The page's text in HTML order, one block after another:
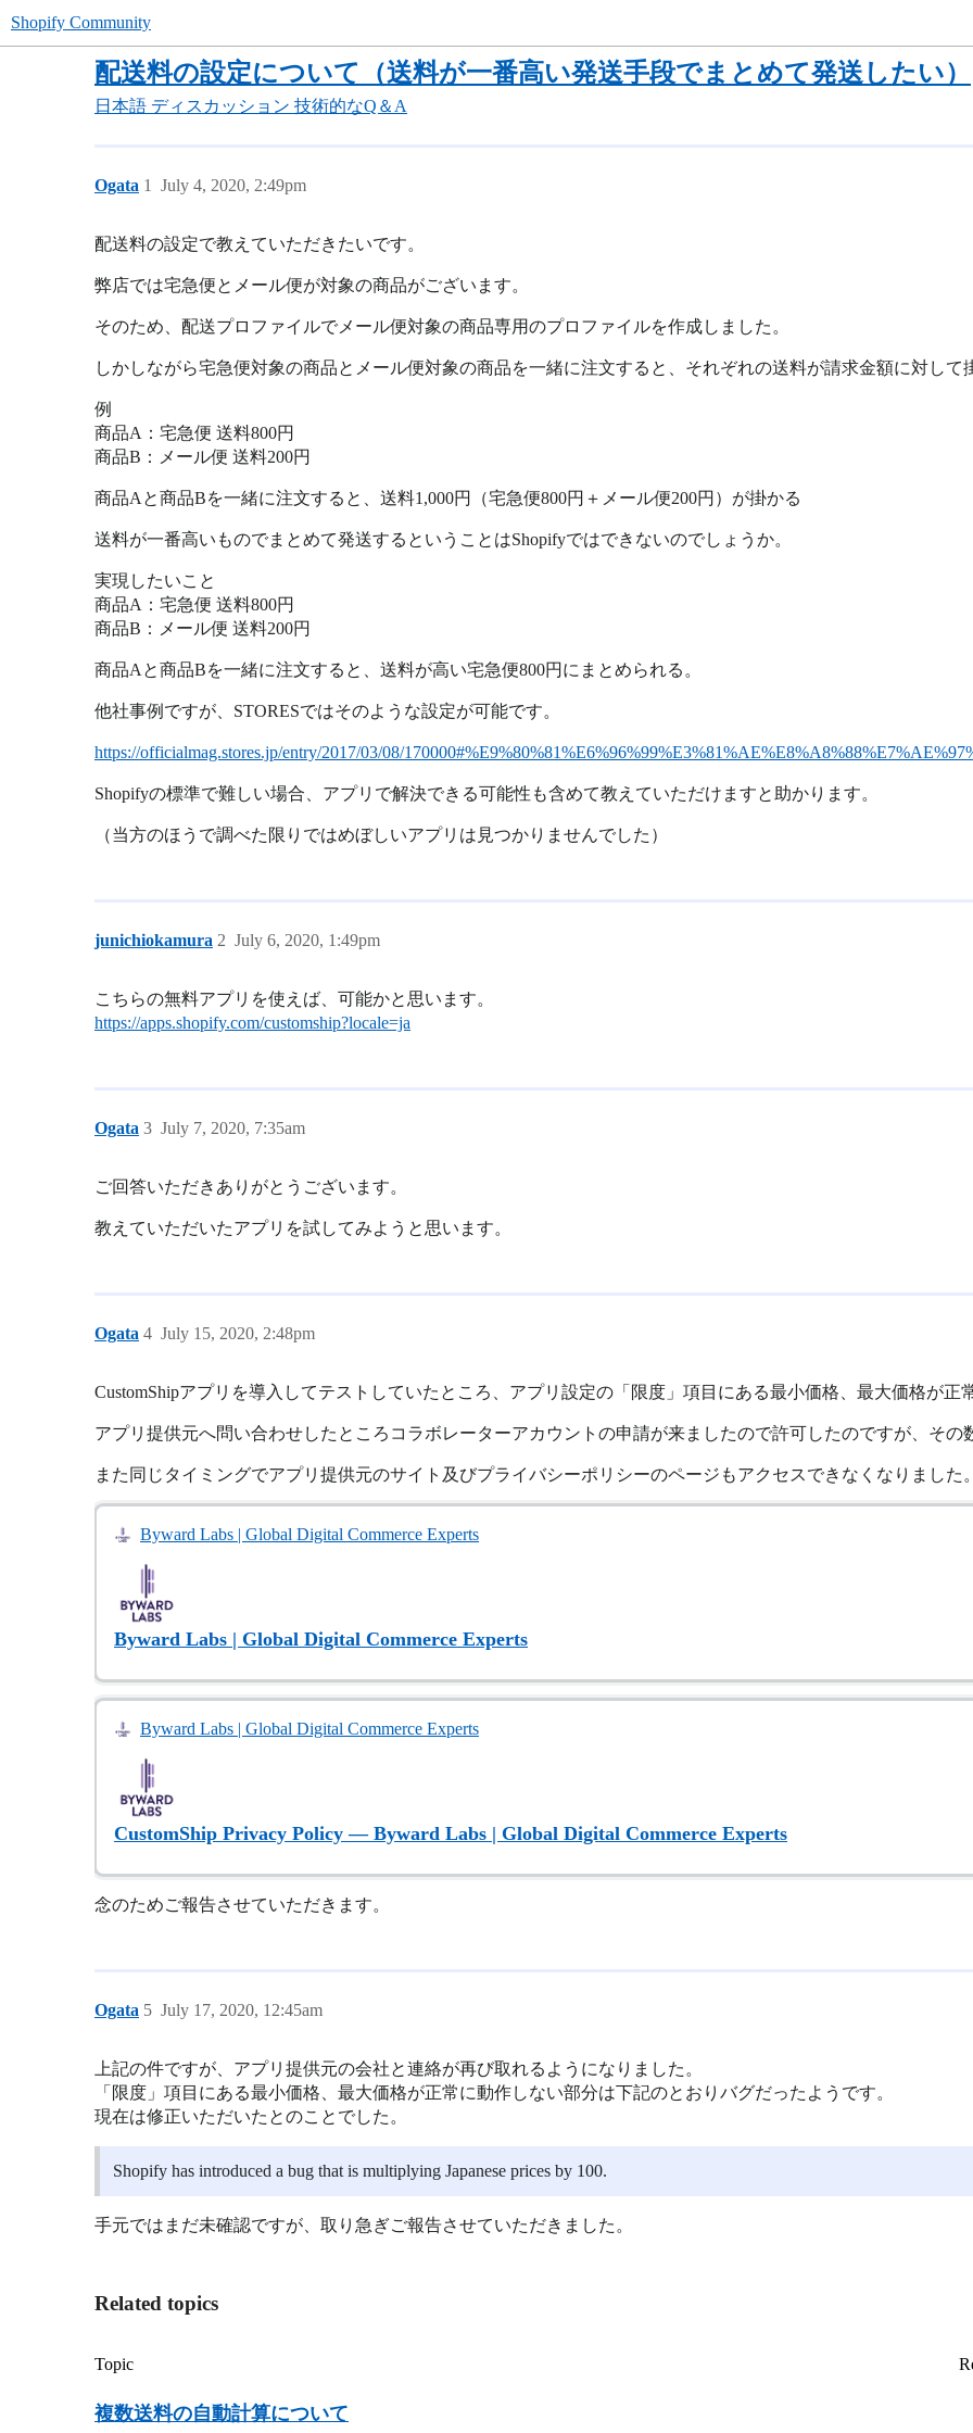
Shopify Community
配送料の設定について（送料が一番高い発送手段でまとめて発送したい）
日本語 ディスカッション 技術的なQ＆A
Ogata July 4, 2020, 2:49pm
1
配送料の設定で教えていただきたいです。
弊店では宅急便とメール便が対象の商品がございます。
そのため、配送プロファイルでメール便対象の商品専用のプロファイルを作成しました。
しかしながら宅急便対象の商品とメール便対象の商品を一緒に注文すると、それぞれの送料が請求金額に対して
例
商品A：宅急便 送料800円
商品B：メール便 送料200円
商品Aと商品Bを一緒に注文すると、送料1,000円（宅急便800円＋メール便200円）が掛かる
送料が一番高いものでまとめて発送するということはShopifyではできないのでしょうか。
実現したいこと
商品A：宅急便 送料800円
商品B：メール便 送料200円
商品Aと商品Bを一緒に注文すると、送料が高い宅急便800円にまとめられる。
他社事例ですが、STORESではそのような設定が可能です。
https://officialmag.stores.jp/entry/2017/03/08/
Shopifyの標準で難しい場合、アプリで解決できる可能性も含めて教えていただけますと助かります。
（当方のほうで調べた限りではめぼしいアプリは見つかりませんでした）
junichiokamura July 6, 2020, 1:49pm
2
こちらの無料アプリを使えば、可能かと思います。
https://apps.shopify.com/customship?locale=ja
Ogata July 7, 2020, 7:35am
3
ご回答いただきありがとうございます。
教えていただいたアプリを試してみようと思います。
Ogata July 15, 2020, 2:48pm
4
CustomShipアプリを導入してテストしていたところ、アプリ設定の「限度」項目にある最小価格、最大価格が正
アプリ提供元へ問い合わせしたところコラボレーターアカウントの申請が来ましたので許可したのですが、その
また同じタイミングでアプリ提供元のサイト及びプライバシーポリシーのページもアクセスできなくなりました
Byward Labs | Global Digital Commerce Experts
Byward Labs | Global Digital Commerce Experts
Byward Labs | Global Digital Commerce Experts
CustomShip Privacy Policy — Byward Labs | Global Digital Commerce Experts
念のためご報告させていただきます。
Ogata July 17, 2020, 12:45am
5
上記の件ですが、アプリ提供元の会社と連絡が再び取れるようになりました。
「限度」項目にある最小価格、最大価格が正常に動作しない部分は下記のとおりバグだったようです。
現在は修正いただいたとのことでした。
Shopify has introduced a bug that is multiplying Japanese prices by 100.
手元ではまだ未確認ですが、取り急ぎご報告させていただきました。
Related topics
Topic
複数送料の自動計算について